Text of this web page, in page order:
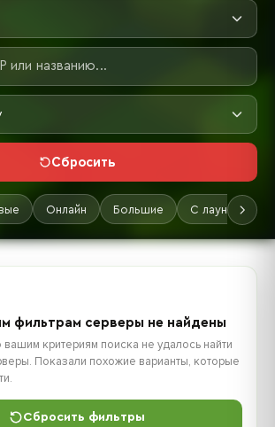
Сбросить
Онлайн Большие С лаунчером
фильтрам серверы не найдены
критериям поиска не удалось найти
Показали похожие варианты, которые
Сбросить фильтры